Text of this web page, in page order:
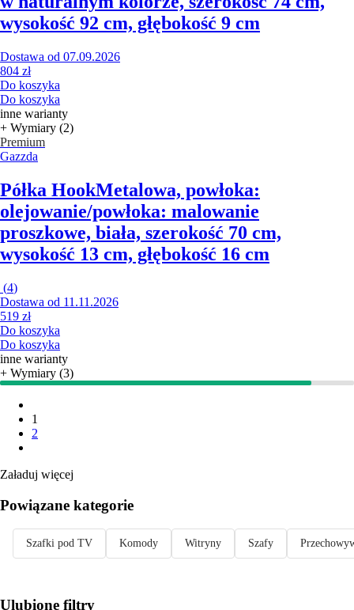
wysokość 92 cm, głębokość 9 cm
Dostawa od 07.09.2026
804 zł
Do koszyka
Do koszyka
inne warianty
+ Wymiary (2)
Premium
Gazzda
Półka HookMetalowa, powłoka:
olejowanie/powłoka: malowanie
proszkowe, biała, szerokość 70 cm,
wysokość 13 cm, głębokość 16 cm
(4)
Dostawa od 11.11.2026
519 zł
Do koszyka
Do koszyka
inne warianty
+ Wymiary (3)
1
2
Załaduj więcej
Powiązane kategorie
Szafki pod TV Komody Witryny Szafy
Ulubione filtry